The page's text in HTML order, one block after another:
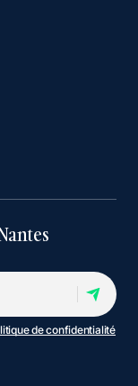
de confidentialité